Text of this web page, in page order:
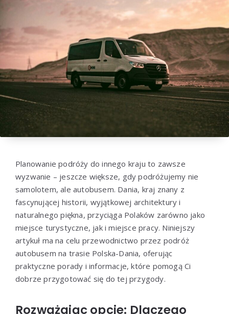
Planowanie podróży do innego kraju to zawsze
wyzwanie – jeszcze większe, gdy podróżujemy nie
samolotem, ale autobusem. Dania, kraj znany z
fascynującej historii, wyjątkowej architektury i
naturalnego piękna, przyciąga Polaków zarówno jako
miejsce turystyczne, jak i miejsce pracy. Niniejszy
artykuł ma na celu przewodnictwo przez podróż
autobusem na trasie Polska-Dania, oferując
praktyczne porady i informacje, które pomogą Ci
dobrze przygotować się do tej przygody.
Rozważając opcje: Dlaczego